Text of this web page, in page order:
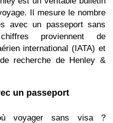
Il mesure le nombre
avec un passeport sans
proviennent de
international (IATA) et
recherche de Henley &
un passeport
voyager sans visa ?